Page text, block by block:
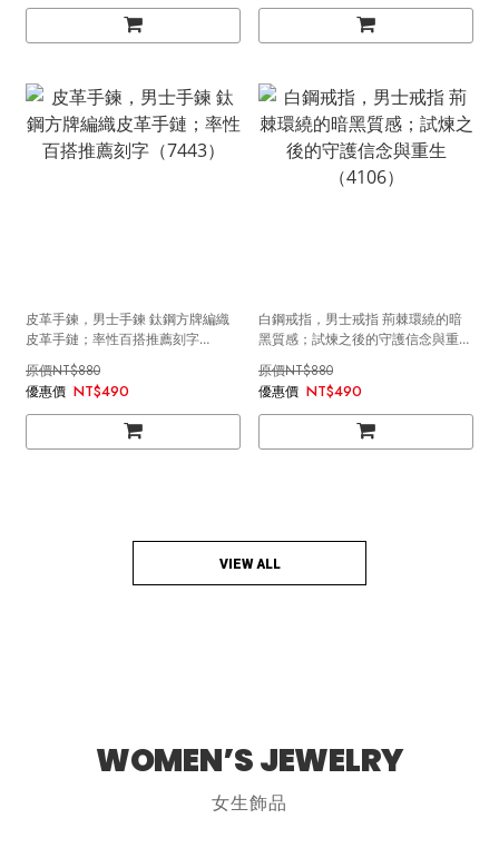
皮革手鍊，男士手鍊 鈦鋼方牌編織
皮革手鏈；率性百搭推薦刻字
（7443）
NT$880
NT$490
白鋼戒指，男士戒指 荊棘環繞的暗
黑質感；試煉之後的守護信念與重生
（4106）
NT$880
NT$490
VIEW ALL
WOMEN’S JEWELRY
女生飾品